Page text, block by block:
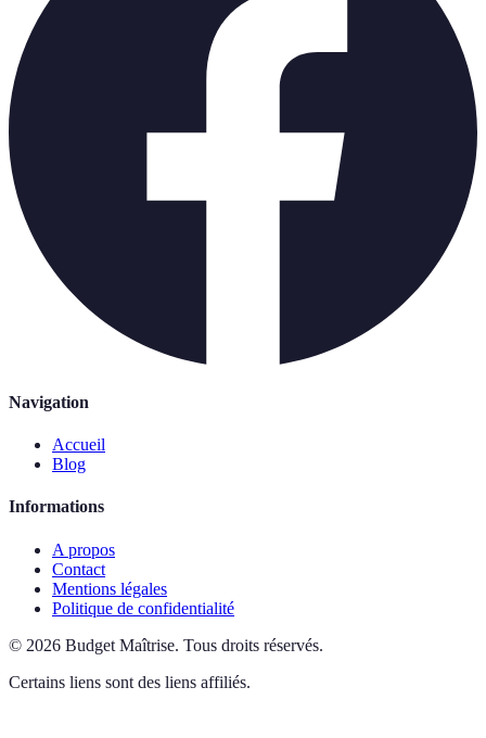
Navigation
Accueil
Blog
Informations
A propos
Contact
Mentions légales
Politique de confidentialité
© 2026 Budget Maîtrise. Tous droits réservés.
Certains liens sont des liens affiliés.